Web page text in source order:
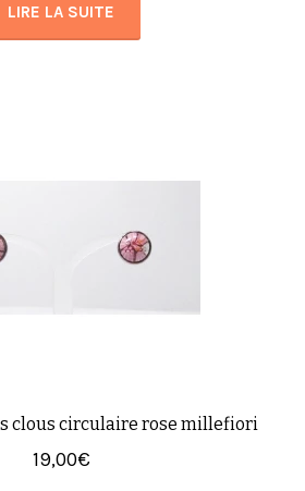
LIRE LA SUITE
clous circulaire rose millefiori
19,00€